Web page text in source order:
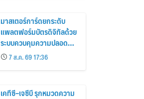
อาณาจักร ส่งตรงถึงมือ
ตั้งแต่วันนี้ – 18 สิงหาคมนี้
มาสเตอร์การ์ดยกระดับ
แพลตฟอร์มบัตรดิจิทัลด้วย
ระบบควบคุมความปลอดภัย
ใหม่7 ส.ค. 69 17:36
เคทีซี–เจซีบี รุกหมวดความ